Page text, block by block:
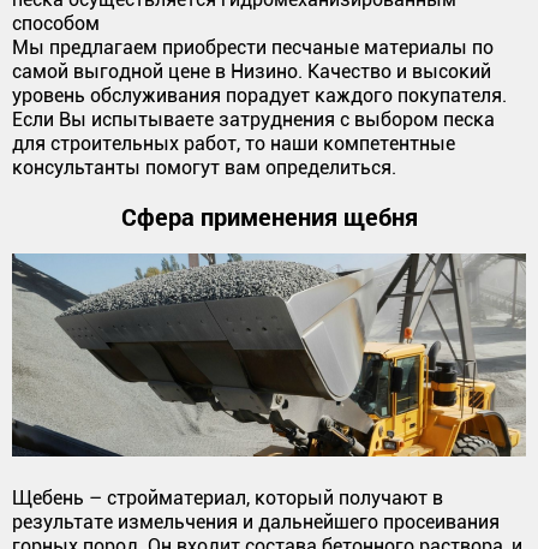
способом
Мы предлагаем приобрести песчаные материалы по
самой выгодной цене в Низино. Качество и высокий
уровень обслуживания порадует каждого покупателя.
Если Вы испытываете затруднения с выбором песка
для строительных работ, то наши компетентные
консультанты помогут вам определиться.
Сфера применения щебня
Щебень – стройматериал, который получают в
результате измельчения и дальнейшего просеивания